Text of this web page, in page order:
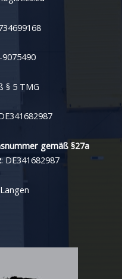
§ 5 TMG
gemäß §27a
: DE341682987